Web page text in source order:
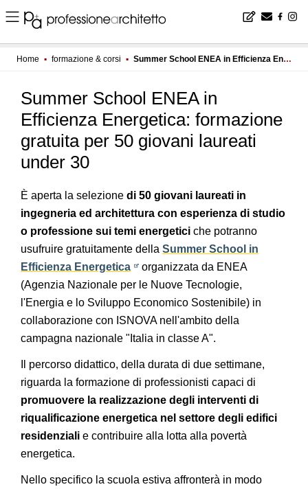
Home ▪ formazione & corsi ▪ Summer School ENEA in Efficienza Energetica: formazione gratuita per 50 giovani laureati under 30
Summer School ENEA in
Efficienza Energetica: formazione
gratuita per 50 giovani laureati
under 30
È aperta la selezione di 50 giovani laureati in
ingegneria ed architettura con esperienza di studio
o professione sui temi energetici che potranno
usufruire gratuitamente della Summer School in
Efficienza Energetica
organizzata da ENEA
(Agenzia Nazionale per le Nuove Tecnologie,
l'Energia e lo Sviluppo Economico Sostenibile) in
collaborazione con ISNOVA nell'ambito della
campagna nazionale "Italia in classe A".
Il percorso didattico, della durata di due settimane,
riguarda la formazione di professionisti capaci di
promuovere la realizzazione degli interventi di
riqualificazione energetica nel settore degli edifici
residenziali e contribuire alla lotta alla povertà
energetica.
Nello specifico la scuola estiva affronterà in modo